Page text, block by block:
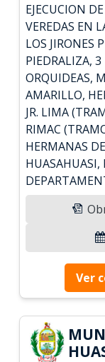
EJECUCION
VEREDAS EN
LOS JIRONES
PIEDRALIZA,
ORQUIDEAS,
AMARILLO,
JR. LIMA
RIMAC
HERMANAS
HUASAHUASI,
Ver